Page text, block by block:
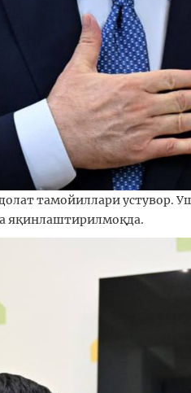
тамойиллари устувор.
яқинлаштирилмоқда.